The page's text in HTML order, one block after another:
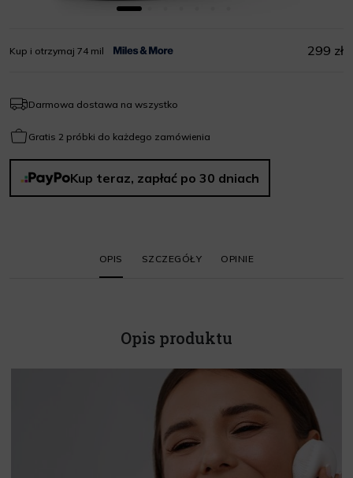
Kup i otrzymaj 74 mil 299 zł
Darmowa dostawa na wszystko
Gratis 2 próbki do każdego zamówienia
Kup teraz, zapłać po 30 dniach
OPIS SZCZEGÓŁY OPINIE
Opis produktu